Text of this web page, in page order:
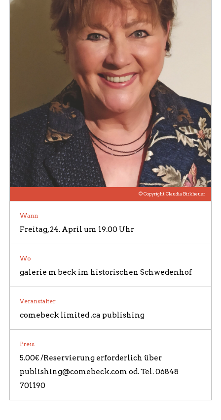
ÜBER UNS / BILDERGALERIE
© Copyright Claudia Birkheuer
Wann
Freitag, 24. April um 19.00 Uhr
Wo
galerie m beck im historischen Schwedenhof
Veranstalter
comebeck limited .ca publishing
Preis
5.00€ /Reservierung erforderlich über
publishing@comebeck.com od. Tel. 06848
701190